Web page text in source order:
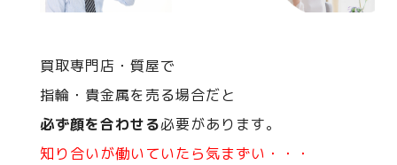
買取専門店・質屋で
指輪・貴金属を売る場合だと
必ず顔を合わせる必要があります。
知り合いが働いていたら気まずい・・・